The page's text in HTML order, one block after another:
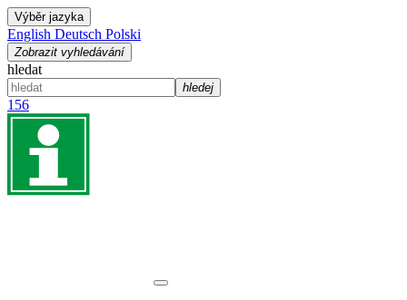
Výběr jazyka
English Deutsch Polski
Zobrazit vyhledávání
hledat
hledej
156